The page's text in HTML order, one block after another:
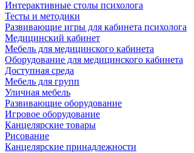
Интерактивные столы психолога
Тесты и методики
Развивающие игры для кабинета психолога
Медицинский кабинет
Мебель для медицинского кабинета
Оборудование для медицинского кабинета
Доступная среда
Мебель для групп
Уличная мебель
Развивающие оборудование
Игровое оборудование
Канцелярские товары
Рисование
Канцелярские принадлежности